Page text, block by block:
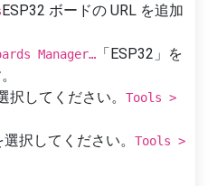
ESP32 ボードの URL を追加
Manager… 「ESP32」を
択してください。 Tools >
択してください。 Tools >